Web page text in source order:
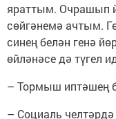
яраттым. Очрашып
сөйгәнемә ачтым.
синең белән генә
өйләнәсе дә түгел
– Тормыш иптәшең
– Социаль челтәрдә